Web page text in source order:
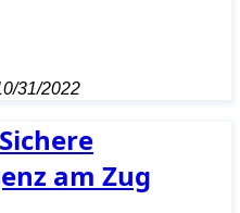
31/2022
am Zug